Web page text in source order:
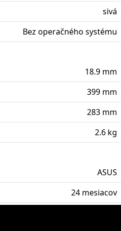
sivá
Bez operačného systému
18.9 mm
399 mm
283 mm
2.6 kg
ASUS
24 mesiacov